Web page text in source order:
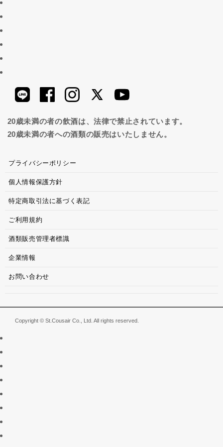
20歳未満の者の飲酒は、法律で禁止されています。
20歳未満の者への酒類の販売はいたしません。
プライバシーポリシー
個人情報保護方針
特定商取引法に基づく表記
ご利用規約
酒類販売管理者標識
企業情報
お問い合わせ
Copyright © St.Cousair Co., Ltd. All rights reserved.